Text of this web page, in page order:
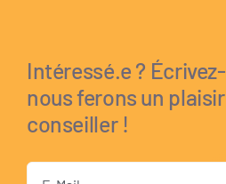
Intéressé.e ?
nous ferons un
conseiller !